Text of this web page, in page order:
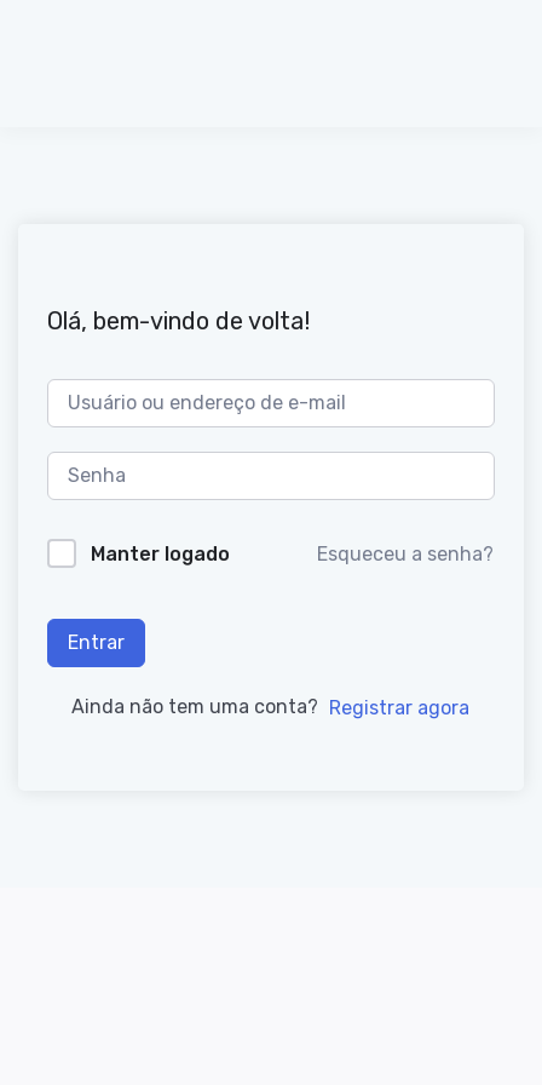
Olá, bem-vindo de volta!
Manter logado Esqueceu a senha?
Entrar
Ainda não tem uma conta? Registrar agora